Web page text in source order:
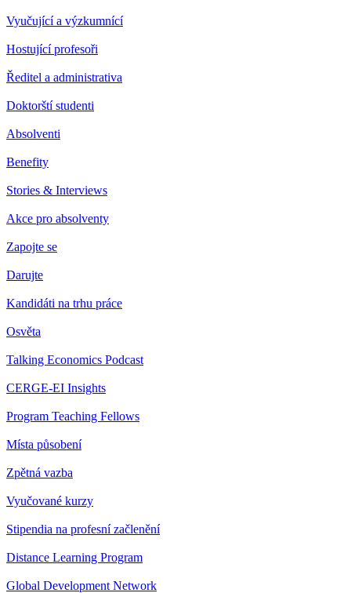
Vyučující a výzkumnící
Hostující profesoři
Ředitel a administrativa
Doktorští studenti
Absolventi
Benefity
Stories & Interviews
Akce pro absolventy
Zapojte se
Darujte
Kandidáti na trhu práce
Osvěta
Talking Economics Podcast
CERGE-EI Insights
Program Teaching Fellows
Místa působení
Zpětná vazba
Vyučované kurzy
Stipendia na profesní začlenění
Distance Learning Program
Global Development Network